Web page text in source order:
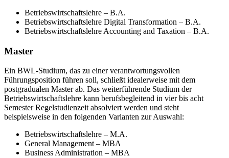
Betriebswirtschaftslehre – B.A.
Betriebswirtschaftslehre Digital Transformation – B.A.
Betriebswirtschaftslehre Accounting and Taxation – B.A.
Master
Ein BWL-Studium, das zu einer verantwortungsvollen
Führungsposition führen soll, schließt idealerweise mit dem
postgradualen Master ab. Das weiterführende Studium der
Betriebswirtschaftslehre kann berufsbegleitend in vier bis acht
Semester Regelstudienzeit absolviert werden und steht
beispielsweise in den folgenden Varianten zur Auswahl:
Betriebswirtschaftslehre – M.A.
General Management – MBA
Business Administration – MBA